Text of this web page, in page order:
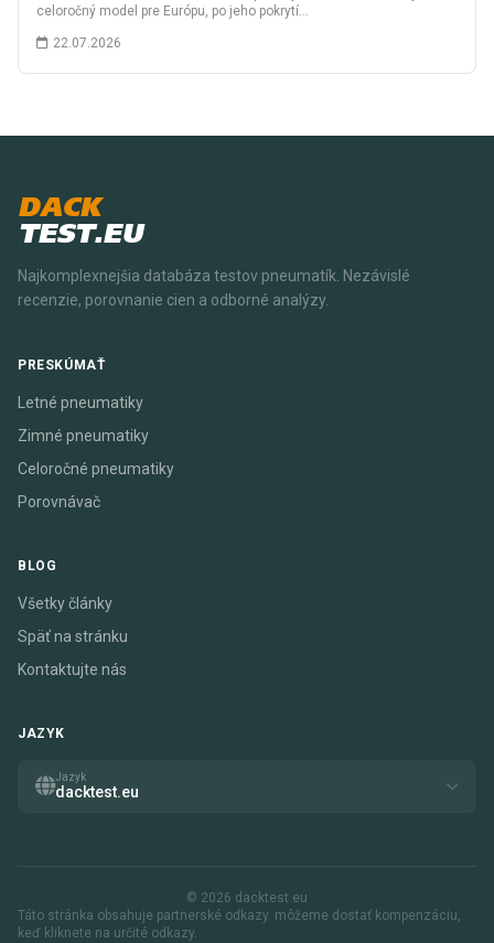
celoročný model pre Európu, po jeho pokrytí…
22.07.2026
DACK
TEST.EU
Najkomplexnejšia databáza testov pneumatík. Nezávislé
recenzie, porovnanie cien a odborné analýzy.
PRESKÚMAŤ
Letné pneumatiky
Zimné pneumatiky
Celoročné pneumatiky
Porovnávač
BLOG
Všetky články
Späť na stránku
Kontaktujte nás
JAZYK
Jazyk
dacktest.eu
© 2026 dacktest.eu
Táto stránka obsahuje partnerské odkazy. môžeme dostať kompenzáciu,
keď kliknete na určité odkazy.